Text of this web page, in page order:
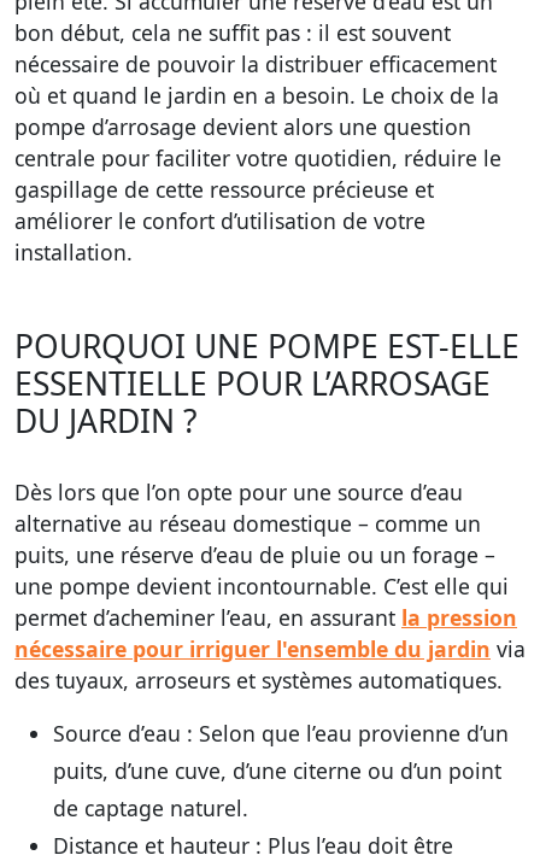
bon début, cela ne suffit pas : il est souvent
nécessaire de pouvoir la distribuer efficacement
où et quand le jardin en a besoin. Le choix de la
pompe d’arrosage devient alors une question
centrale pour faciliter votre quotidien, réduire le
gaspillage de cette ressource précieuse et
améliorer le confort d’utilisation de votre
installation.
POURQUOI UNE POMPE EST-ELLE
ESSENTIELLE POUR L’ARROSAGE
DU JARDIN ?
Dès lors que l’on opte pour une source d’eau
alternative au réseau domestique – comme un
puits, une réserve d’eau de pluie ou un forage –
une pompe devient incontournable. C’est elle qui
permet d’acheminer l’eau, en assurant la pression
nécessaire pour irriguer l'ensemble du jardin via
des tuyaux, arroseurs et systèmes automatiques.
Source d’eau : Selon que l’eau provienne d’un
puits, d’une cuve, d’une citerne ou d’un point
de captage naturel.
Distance et hauteur : Plus l’eau doit être